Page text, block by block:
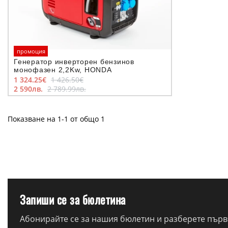
промоция
Генератор инверторен бензинов
монофазен 2,2Kw, HONDA
1 324.25€ 1 426.50€
2 590лв. 2 789.99лв.
Показване на 1-1 от общо 1
Запиши се за бюлетина
Абонирайте се за нашия бюлетин и разберете